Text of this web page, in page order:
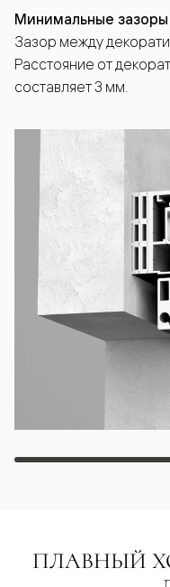
Минимальные зазоры
Зазор между
Расстояние от
составляет 3 мм.
ПЛАВНЫЙ